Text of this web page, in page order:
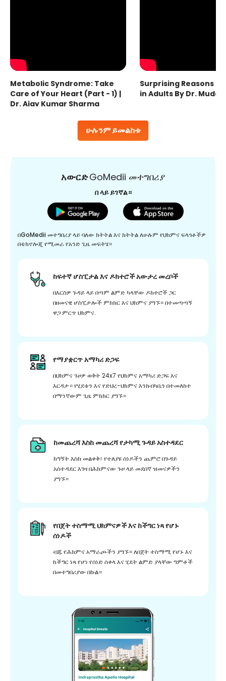
ሁሉንም ይመልከቱ
Metabolic Syndrome: Take
Care of Your Heart (Part - 1) |
Dr. Ajay Kumar Sharma
Surprising Reasons
in Adults By Dr.
አውርድGoMedii መተግበሪያ
በ ላይ ይገኛል።
በGoMedii መተግበሪያ ላይ ባለው ክትትል እና ክትትል ለሁሉም የህክምና ፍላጎቶችዎ
በቴክኖሎጂ የሚመራ የአንድ ጊዜ መፍትሄ።
ከፍተኛ ሆስፒታል እና ዶክተሮች አውታረ መረቦች
በእርስዎ ጉዳይ ላይ በጣም ልምድ ካላቸው ዶክተሮች ጋር
በዘመናዊ ሆስፒታሎች ምክክር እና ህክምና ያግኙ። በተመጣጣኝ
ዋጋ ምርጥ ህክምና.
የማያቋርጥ አማካሪ ድጋፍ
በህክምና ጉዞዎ ወቅት 24x7 የህክምና አማካሪ ድጋፍ እና
እርዳታ። የሂደቱን እና የድህረ-ህክምና እንክብካቤን በተመለከተ
በማንኛውም ጊዜ ምክክር ያግኙ።
ከመጨረሻ እስከ መጨረሻ የታካሚ ጉዳይ አስተዳደር
ከግኝት እስከ መልቀቅ፣ የተለያዩ ሰነዶችን ጨምሮ በጉዳይ
አስተዳደር እገዛ በሕክምናው ጉዞ ላይ መደበኛ ዝመናዎችን
ያግኙ።
የበጀት ተስማሚ ህክምናዎች እና ከችግር ነጻ የሆኑ
ሰነዶች
ብጁ የሕክምና አማራጮችን ያግኙ። ለበጀት ተስማሚ የሆኑ እና
ከችግር ነጻ የሆነ የሰነድ ሰቀላ እና ሂደት ልምድ ያላቸው ግምቶች
በመተግበሪያው በኩል።